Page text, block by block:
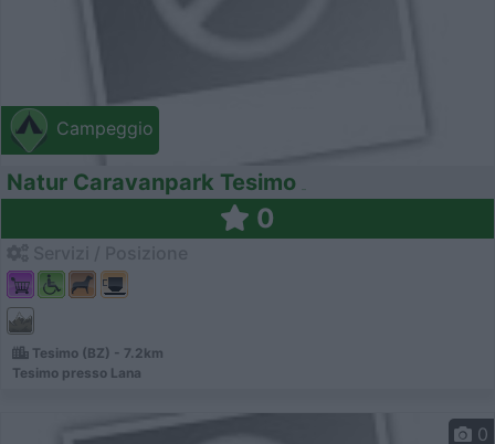
Campeggio
Natur Caravanpark Tesimo
0
Tesimo (BZ) - 7.2km
Tesimo presso Lana
0